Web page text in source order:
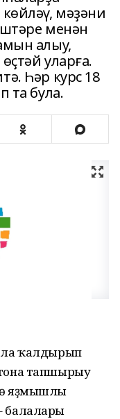
мәҙәни
менән
алыу,
уларға.
Һәр курс 18
та була.
ҡалдырып
тапшырыу
яҙмышлы
балалары